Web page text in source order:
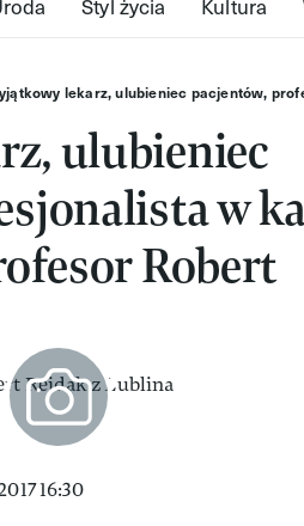
lekarz, ulubieniec pacjentów,
ulubieniec
w
Robert
16:30